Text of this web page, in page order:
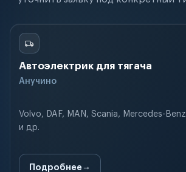
Автоэлектрик для тягача
Анучино
Volvo, DAF, MAN, Scania, Mercedes-Benz
и др.
Подробнее